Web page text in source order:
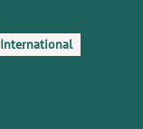
International